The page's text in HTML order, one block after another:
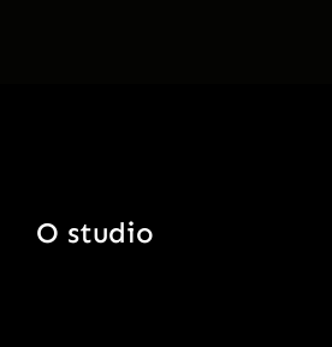
O studio